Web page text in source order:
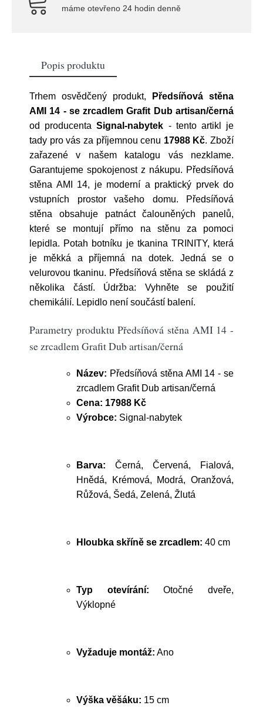
máme otevřeno 24 hodin denně
Popis produktu
Trhem osvědčený produkt,
Předsíňová stěna
AMI 14 - se zrcadlem Grafit Dub artisan/černá
od producentaSignal-nabytek - tento artikl je
tady pro vás za příjemnou cenu 17988 Kč. Zboží
zařazené v našem katalogu vás nezklame.
Garantujeme spokojenost z nákupu. Předsíňová
stěna AMI 14, je moderní a praktický prvek do
vstupních prostor vašeho domu. Předsíňová
stěna obsahuje patnáct čalouněných panelů,
které se montují přímo na stěnu za pomoci
lepidla. Potah botníku je tkanina TRINITY, která
je měkká a příjemná na dotek. Jedná se o
velurovou tkaninu. Předsíňová stěna se skládá z
několika částí. Údržba: Vyhněte se použití
chemikálií. Lepidlo není součástí balení.
Parametry produktu Předsíňová stěna AMI 14 -
se zrcadlem Grafit Dub artisan/černá
Název: Předsíňová stěna AMI 14 - se
zrcadlem Grafit Dub artisan/černá
Cena: 17988 Kč
Výrobce: Signal-nabytek
Barva: Černá, Červená, Fialová,
Hnědá, Krémová, Modrá, Oranžová,
Růžová, Šedá, Zelená, Žlutá
Hloubka skříně se zrcadlem: 40 cm
Typ otevírání: Otočné dveře,
Výklopné
Vyžaduje montáž: Ano
Výška věšáku: 15 cm